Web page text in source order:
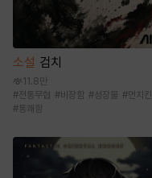
소설 검치
11.8만
#전통무협 #비장함 #성장물 #먼치킨
#통쾌함